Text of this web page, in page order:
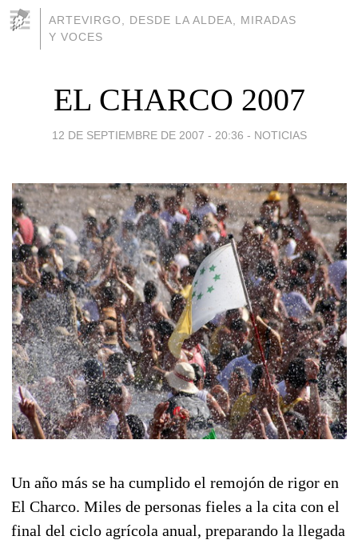
ARTEVIRGO, DESDE LA ALDEA, MIRADAS
Y VOCES
EL CHARCO 2007
12 DE SEPTIEMBRE DE 2007 - 20:36 - NOTICIAS
Un año más se ha cumplido el remojón de rigor en
El Charco. Miles de personas fieles a la cita con el
final del ciclo agrícola anual, preparando la llegada